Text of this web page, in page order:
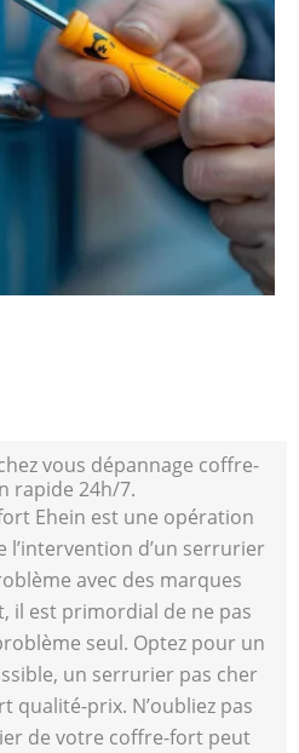
vous dépannage coffre-
rapide 24h/7.
Ehein est une opération
l’intervention d’un serrurier
avec des marques
il est primordial de ne pas
seul. Optez pour un
un serrurier pas cher
prix. N’oubliez pas
de votre coffre-fort peut